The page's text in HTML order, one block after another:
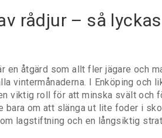
rådjur – så
en åtgärd som allt fler jägare och
vintermånaderna. I Enköping och
viktig roll för att minska svält och
bara om att slänga ut lite foder i
lagstiftning och en långsiktig